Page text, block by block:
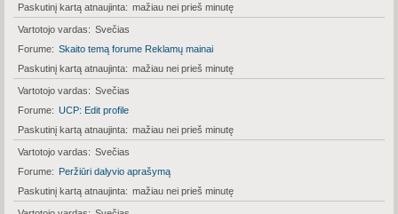
Paskutinį kartą atnaujinta
mažiau nei prieš minutę
Vartotojo vardas
Svečias
Forume
Skaito temą forume Reklamų mainai
Paskutinį kartą atnaujinta
mažiau nei prieš minutę
Vartotojo vardas
Svečias
Forume
UCP: Edit profile
Paskutinį kartą atnaujinta
mažiau nei prieš minutę
Vartotojo vardas
Svečias
Forume
Peržiūri dalyvio aprašymą
Paskutinį kartą atnaujinta
mažiau nei prieš minutę